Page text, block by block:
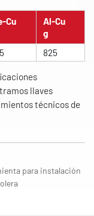
Cu
Al-Cu
g
825
llaves
técnicos de
para instalación